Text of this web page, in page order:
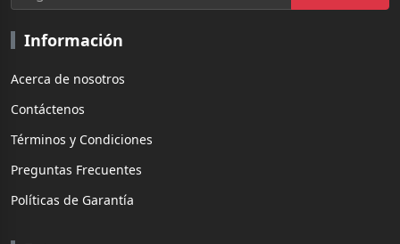
Información
Acerca de nosotros
Contáctenos
Términos y Condiciones
Preguntas Frecuentes
Políticas de Garantía